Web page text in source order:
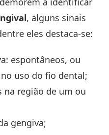
, alguns sinais
eles destaca-se:
espontâneos, ou
uso do fio dental;
na região de um ou
gengiva;